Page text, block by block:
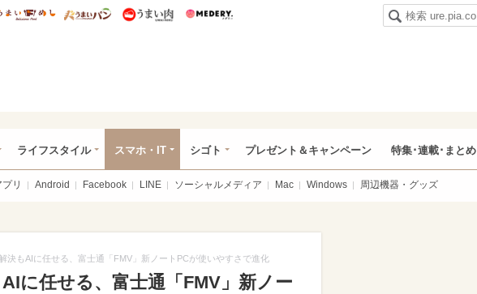
研 ディズニー特集
うまいめし うまいパン うまい肉
ライフスタイル スマホ・IT シゴト プレゼント＆キャンペーン 特集･連載･まとめ
プリ Android Facebook LINE ソーシャルメディア Mac Windows 周辺機器・グッズ
決もAIに任せる、富士通「FMV」新ノートPCが使いやすさで進化
に任せる、富士通「FMV」新ノー